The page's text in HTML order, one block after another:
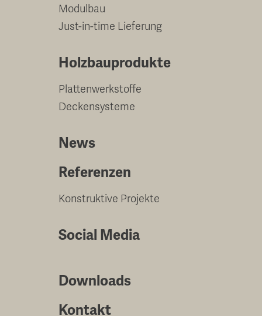
Modulbau
Just-in-time Lieferung
Holzbauprodukte
Plattenwerkstoffe
Deckensysteme
News
Referenzen
Konstruktive Projekte
Social Media
Downloads
Kontakt